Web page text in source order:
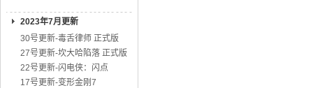
2023年7月更新
30号更新-毒舌律师 正式版
27号更新-坎大哈陷落 正式版
22号更新-闪电侠：闪点
17号更新-变形金刚7